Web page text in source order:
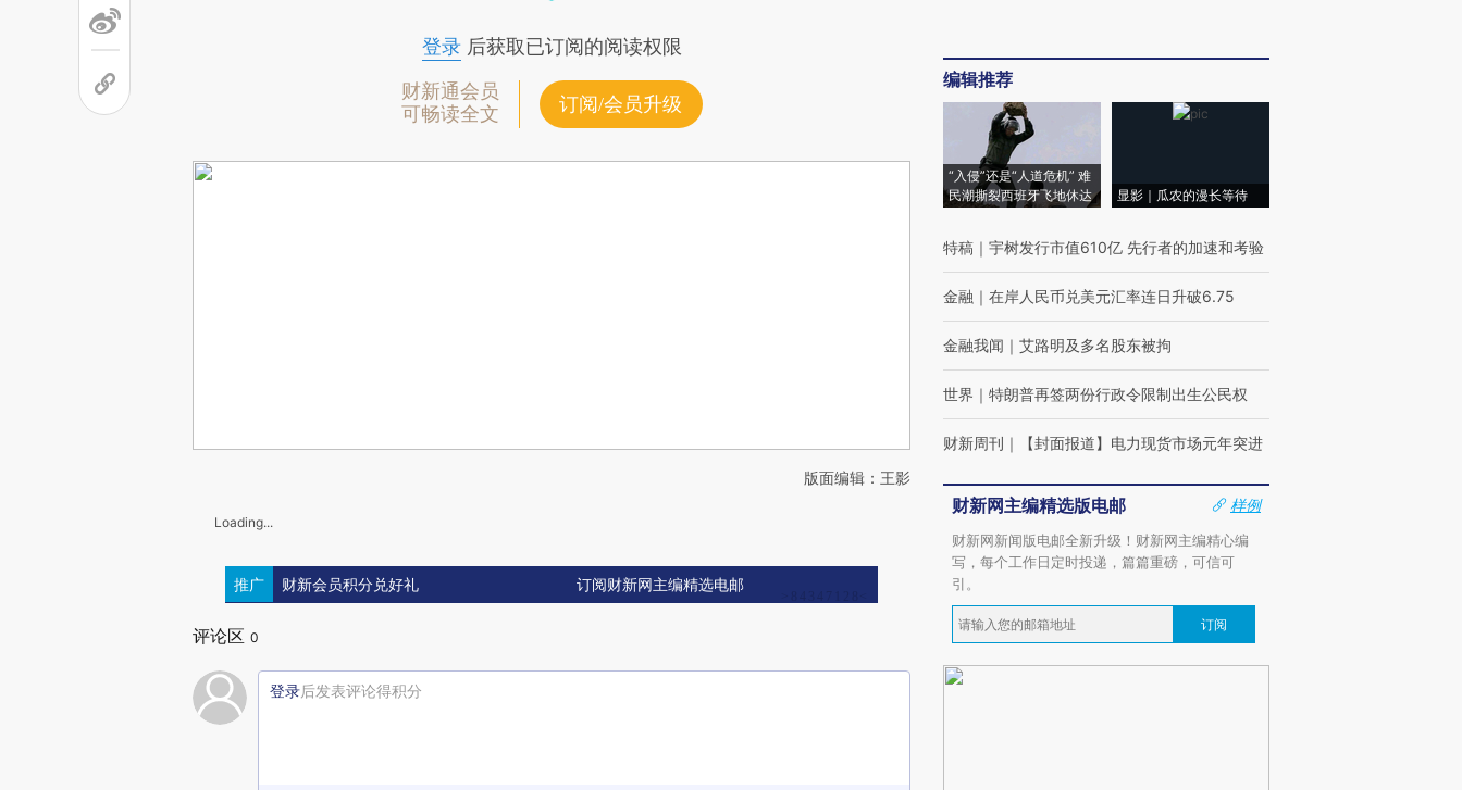
登录后获取已订阅的阅读权限
财新通会员
可畅读全文
订阅/会员升级
版面编辑：王影
Loading...
推广 财新会员积分兑好礼 订阅财新网主编精选电邮
评论区 0
登录后发表评论得积分
编辑推荐
“入侵”还是“人道危机” 难
民潮撕裂西班牙飞地休达
显影｜瓜农的漫长等待
特稿 ｜ 宇树发行市值610亿 先行者的加速和考验
金融 ｜ 在岸人民币兑美元汇率连日升破6.75
金融我闻 ｜ 艾路明及多名股东被拘
世界 ｜ 特朗普再签两份行政令限制出生公民权
财新周刊 ｜ 【封面报道】电力现货市场元年突进
财新网主编精选版电邮
样例
财新网新闻版电邮全新升级！财新网主编精心编
写，每个工作日定时投递，篇篇重磅，可信可
引。
订阅